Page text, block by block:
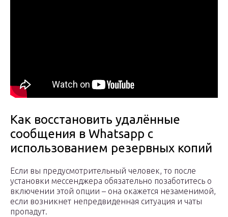
Как восстановить удалённые
сообщения в Whatsapp с
использованием резервных копий
Если вы предусмотрительный человек, то после
установки мессенджера обязательно позаботитесь о
включении этой опции – она окажется незаменимой,
если возникнет непредвиденная ситуация и чаты
пропадут.